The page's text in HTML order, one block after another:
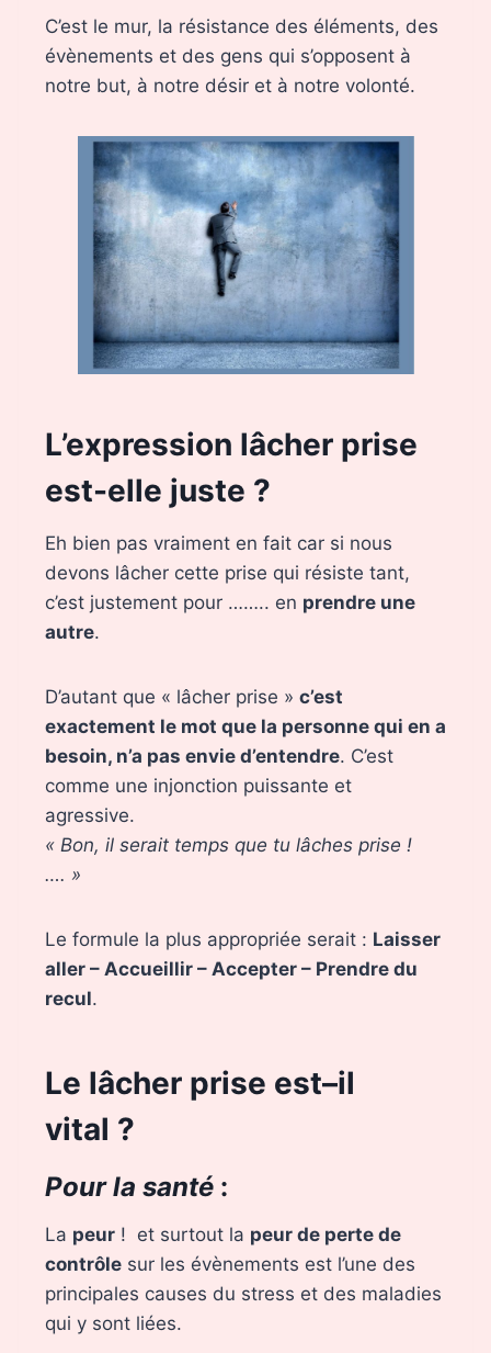
C’est le mur, la résistance des éléments, des
évènements et des gens qui s’opposent à
notre but, à notre désir et à notre volonté.
L’expression lâcher prise
est-elle juste ?
Eh bien pas vraiment en fait car si nous
devons lâcher cette prise qui résiste tant,
c’est justement pour …….. en prendre une
autre.
D’autant que « lâcher prise » c’est
exactement le mot que la personne qui en a
besoin, n’a pas envie d’entendre. C’est
comme une injonction puissante et
agressive.
« Bon, il serait temps que tu lâches prise !
…. »
Le formule la plus appropriée serait : Laisser
aller – Accueillir – Accepter – Prendre du
recul.
Le lâcher prise est–il
vital ?
Pour la santé:
La peur! et surtout la peur de perte de
contrôlesur les évènements est l’une des
principales causes du stress et des maladies
qui y sont liées.